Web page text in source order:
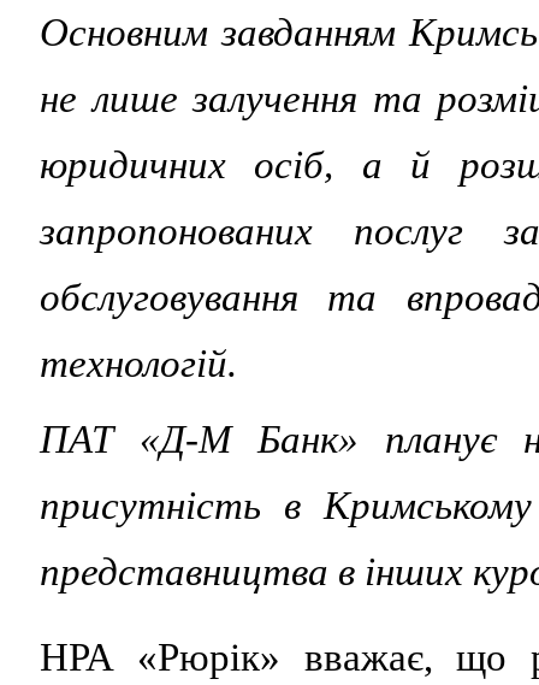
Основним завданням
не лише залучення та
юридичних осіб, а й
запропонованих послуг
обслуговування та
технологій.
ПАТ «Д-М Банк» планує
присутність в
представництва в інших
НРА «Рюрік» вважає, що